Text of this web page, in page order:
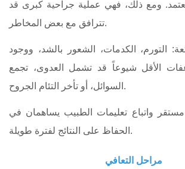
ومع ذلك، فهي عملية جراحية كبرى قد
تترافق مع بعض المخاطر.
التورم، الكدمات، الشعور بالشد، ووجود
الأقل شيوعاً قد تشمل العدوى، تجمع
السوائل، أو تأخر التئام الجروح.
واتباع تعليمات الطبيب يساهمان في
الحفاظ على النتائج لفترة طويلة.
مراحل التعافي